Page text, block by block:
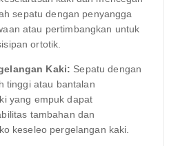
sepatu dengan penyangga
atau pertimbangkan untuk
ortotik.
Kaki: Sepatu dengan
tinggi atau bantalan
yang empuk dapat
tambahan dan
keseleo pergelangan kaki.